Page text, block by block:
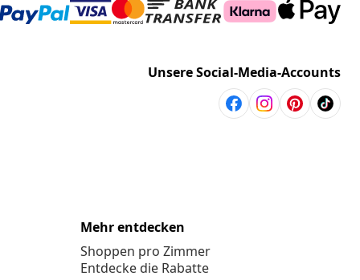
Unsere Social-Media-Accounts
Mehr entdecken
Shoppen pro Zimmer
Entdecke die Rabatte